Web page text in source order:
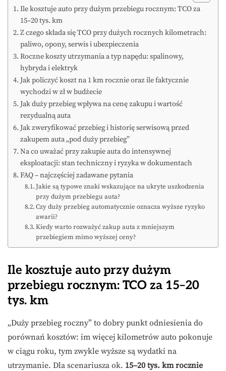
Ile kosztuje auto przy dużym przebiegu rocznym: TCO za
15–20 tys. km
Z czego składa się TCO przy dużych rocznych kilometrach:
paliwo, opony, serwis i ubezpieczenia
Roczne koszty utrzymania a typ napędu: spalinowy,
hybryda i elektryk
Jak policzyć koszt na 1 km rocznie oraz ile faktycznie
wychodzi w zł w budżecie
Jak duży przebieg wpływa na cenę zakupu i wartość
rezydualną auta
Jak zweryfikować przebieg i historię serwisową przed
zakupem auta „pod duży przebieg”
Na co uważać przy zakupie auta do intensywnej
eksploatacji: stan techniczny i ryzyka w dokumentach
FAQ – najczęściej zadawane pytania
Jakie są typowe znaki wskazujące na ukryte uszkodzenia
przy dużym przebiegu auta?
Czy duży przebieg automatycznie oznacza wyższe ryzyko
awarii?
Kiedy warto rozważyć zakup auta z mniejszym
przebiegiem mimo wyższej ceny?
Ile kosztuje auto przy dużym
przebiegu rocznym: TCO za 15–20
tys. km
„Duży przebieg roczny” to dobry punkt odniesienia do
porównań kosztów: im więcej kilometrów auto pokonuje
w ciągu roku, tym zwykle wyższe są wydatki na
utrzymanie. Dla scenariusza ok. 15–20 tys. km rocznie